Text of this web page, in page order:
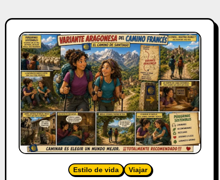
Estilo de vida Viajar